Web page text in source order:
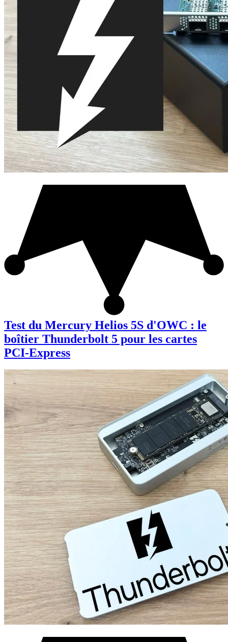
Test du Mercury Helios 5S d'OWC : le
boîtier Thunderbolt 5 pour les cartes
PCI-Express